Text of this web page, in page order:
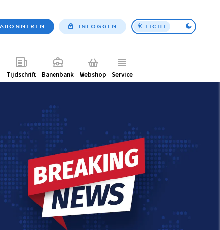
Top
ABONNEREN INLOGGEN LICHT
Tijdschrift Banenbank Webshop Service